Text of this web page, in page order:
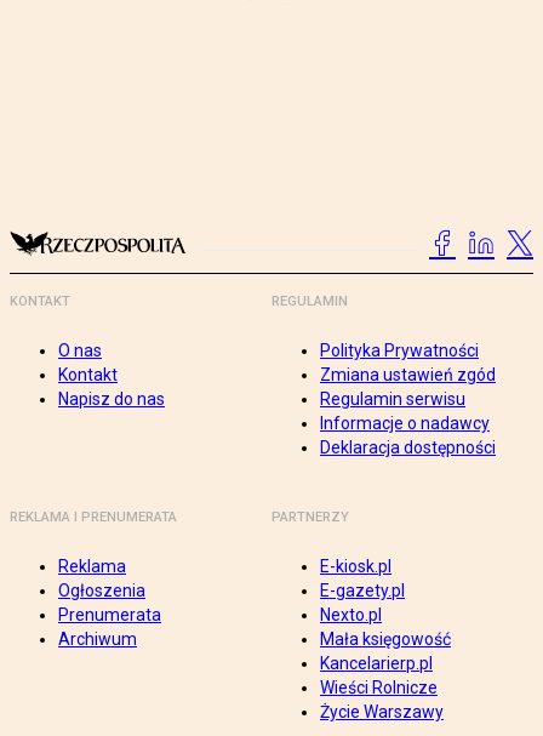
KONTAKT
O nas
Kontakt
Napisz do nas
REGULAMIN
Polityka Prywatności
Zmiana ustawień zgód
Regulamin serwisu
Informacje o nadawcy
Deklaracja dostępności
REKLAMA I PRENUMERATA
Reklama
Ogłoszenia
Prenumerata
Archiwum
PARTNERZY
E-kiosk.pl
E-gazety.pl
Nexto.pl
Mała księgowość
Kancelarierp.pl
Wieści Rolnicze
Życie Warszawy